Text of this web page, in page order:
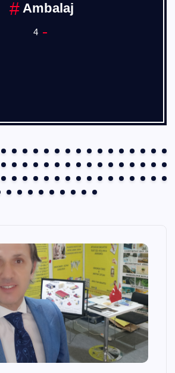
Ankara Sanayi Odası